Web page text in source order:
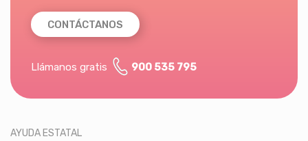
CONTÁCTANOS
Llámanos gratis 900 535 795
AYUDA ESTATAL